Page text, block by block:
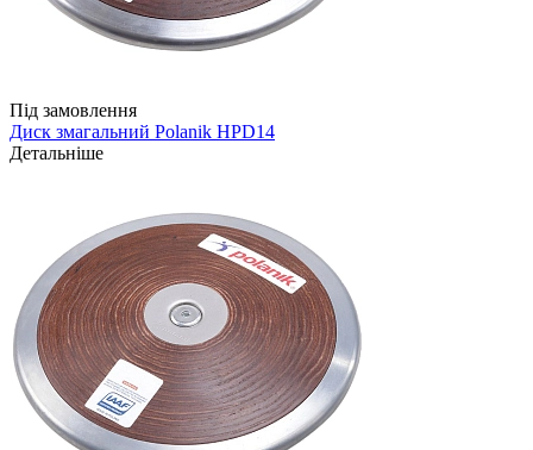
Під замовлення
Диск змагальний Polanik HPD14
Детальніше